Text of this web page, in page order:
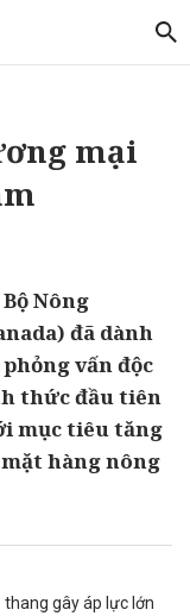
mại
Nông
đã dành
vấn độc
thức đầu tiên
mục tiêu tăng
hàng nông
thang gây áp lực lớn